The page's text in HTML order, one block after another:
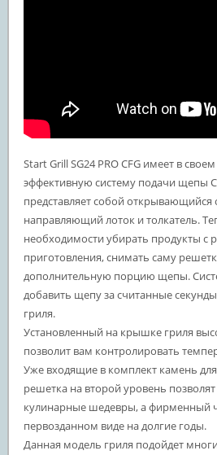
Start Grill SG24 PRO CFG имеет в
эффективную систему подачи щепы
представляет собой открывающийся
направляющий лоток и толкатель.
необходимости убирать продукты с
приготовления, снимать саму
дополнительную порцию щепы.
добавить щепу за считанные
гриля.
Установленный на крышке гриля
позволит вам контролировать
Уже входящие в комплект камень
решетка на второй уровень
кулинарные шедевры, а фирменный
первозданном виде на долгие годы.
Данная модель гриля подойдет